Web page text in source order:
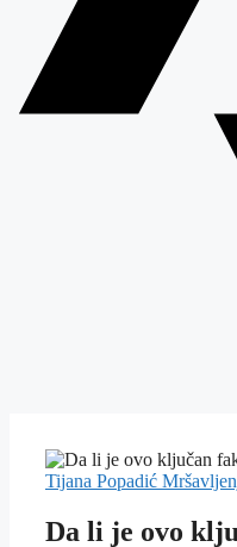
Tijana Popadić
Da li je ovo